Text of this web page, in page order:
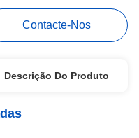
Contacte-Nos
Descrição Do Produto